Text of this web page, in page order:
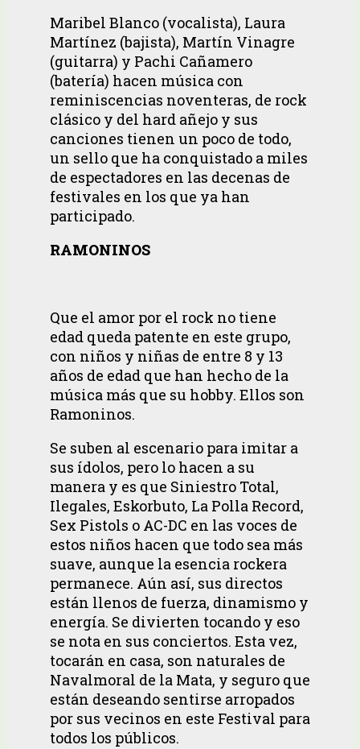
Maribel Blanco (vocalista), Laura
Martínez (bajista), Martín Vinagre
(guitarra) y Pachi Cañamero
(batería) hacen música con
reminiscencias noventeras, de rock
clásico y del hard añejo y sus
canciones tienen un poco de todo,
un sello que ha conquistado a miles
de espectadores en las decenas de
festivales en los que ya han
participado.
RAMONINOS
Que el amor por el rock no tiene
edad queda patente en este grupo,
con niños y niñas de entre 8 y 13
años de edad que han hecho de la
música más que su hobby. Ellos son
Ramoninos.
Se suben al escenario para imitar a
sus ídolos, pero lo hacen a su
manera y es que Siniestro Total,
Ilegales, Eskorbuto, La Polla Record,
Sex Pistols o AC-DC en las voces de
estos niños hacen que todo sea más
suave, aunque la esencia rockera
permanece. Aún así, sus directos
están llenos de fuerza, dinamismo y
energía. Se divierten tocando y eso
se nota en sus conciertos. Esta vez,
tocarán en casa, son naturales de
Navalmoral de la Mata, y seguro que
están deseando sentirse arropados
por sus vecinos en este Festival para
todos los públicos.